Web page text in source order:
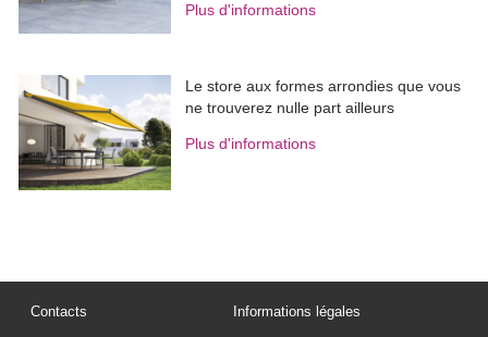
Plus d'informations
Le store aux formes arrondies que vous
ne trouverez nulle part ailleurs
Plus d'informations
Contacts
Informations légales